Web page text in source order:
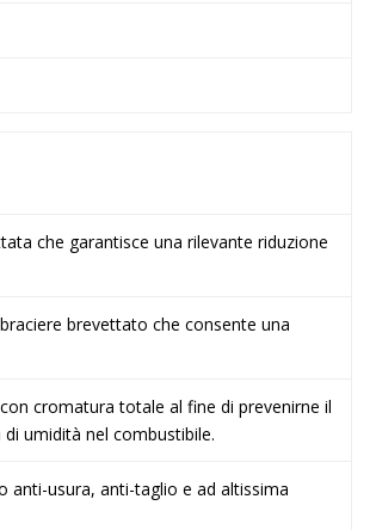
che garantisce una rilevante riduzione
brevettato che consente una
cromatura totale al fine di prevenirne il
umidità nel combustibile.
anti-usura, anti-taglio e ad altissima